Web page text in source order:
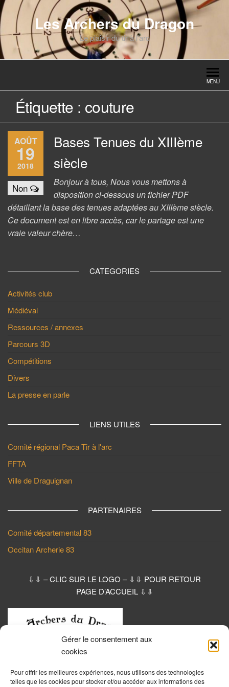
Gérer le consentement aux
cookies
Pour offrir les meilleures expériences, nous utilisons des technologies
telles que les cookies pour stocker et/ou accéder aux informations des
Skip
to
the
content
Les Archers du Dragon
Le plaisir du tir à l'arc
MENU
Étiquette : couture
AOÛT
19
2018
Non
Bases Tenues du XIIIème
siècle
Bonjour à tous, Nous vous mettons à
disposition ci-dessous un fichier PDF
détaillant la base des tenues adaptées au XIIIème siècle.
Ce document est en libre accès, car le partage est une
vraie valeur chère…
CATEGORIES
Activités club
Médiéval
Ressources / annexes
Parcours 3D
Compétitions
Divers
La presse en parle
LIENS UTILES
Comité régional Paca Tir à l'arc
FFTA
Ville de Draguignan
PARTENAIRES
Comité départemental 83
Occitan Archerie 83
⇩⇩ – CLIC SUR LE LOGO – ⇩⇩ POUR RETOUR
PAGE D’ACCUEIL ⇩⇩